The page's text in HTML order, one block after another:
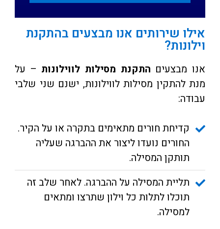
אילו שירותים אנו מבצעים בהתקנת
וילונות?
אנו מבצעים התקנת מסילות לווילונות – על
מנת להתקין מסילות לווילונות, ישנם שני שלבי
עבודה:
קדיחת חורים מתאימים בתקרה או על הקיר.
החורים נועדו ליצור את ההברגה שעליה
תותקן המסילה.
תליית המסילה על ההברגה. לאחר שלב זה
תוכלו לתלות כל וילון שתרצו ומתאים
למסילה.